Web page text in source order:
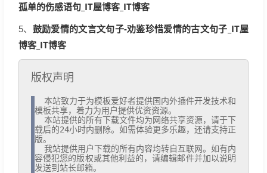
孤单的伤感语句_IT屋博客_IT博客
5、 鼓励爱情的文言文句子-劝鉴珍惜爱情的古文句子_IT屋
博客_IT博客
版权声明
模板共享，着力为用户提供优资资源。
载后的24小时内删除。如需体验更多乐趣，还请支持正
版。
容侵犯您的版权或其他利益的，请编辑邮件并加以说明
发送到站长邮箱。